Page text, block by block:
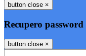
button close ×
Recupero password
button close ×